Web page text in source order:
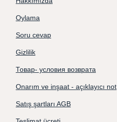
Oylama
Soru cevap
Gizlilik
Товар- условия возврата
Onarım ve inşaat - açıklayıcı not
Satış şartları AGB